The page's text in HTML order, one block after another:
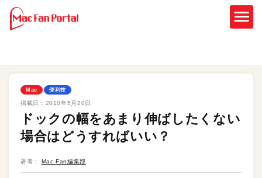
Mac 便利技
掲載日： 2010年5月20日
ドックの幅をあまり伸ばしたくない
場合はどうすればいい？
著者： Mac Fan編集部